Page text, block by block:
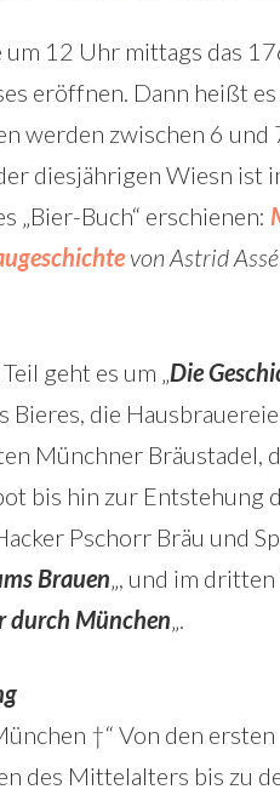
12 Uhr mittags das
eröffnen. Dann heißt es
werden zwischen 6
diesjährigen Wiesn ist
„Bier-Buch“ erschienen:
von Astrid
geht es um „Die
Bieres, die
Münchner Bräustadel,
bis hin zur Entstehung
Pschorr Bräu und
Brauen„, und im
durch München„.
†“ Von den ersten
des Mittelalters bis zu